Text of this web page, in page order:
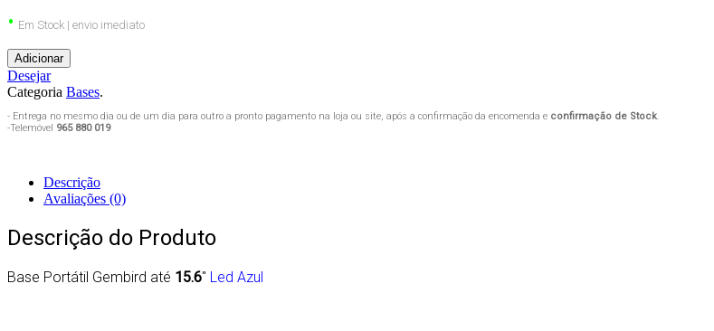
• Em Stock | envio imediato
Adicionar
Desejar
Categoria Bases.
- Entrega no mesmo dia ou de um dia para outro a pronto pagamento na loja ou site, após a confirmação da encomenda e confirmação de Stock.
-Telemóvel 965 880 019
Descrição
Avaliações (0)
Descrição do Produto
Base Portátil Gembird até 15.6″ Led Azul